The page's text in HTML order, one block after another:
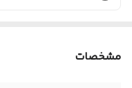
مشخصات